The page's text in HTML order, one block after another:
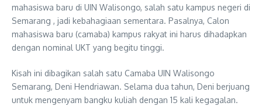
mahasiswa baru di UIN Walisongo, salah satu kampus negeri di
Semarang , jadi kebahagiaan sementara. Pasalnya, Calon
mahasiswa baru (camaba) kampus rakyat ini harus dihadapkan
dengan nominal UKT yang begitu tinggi.
Kisah ini dibagikan salah satu Camaba UIN Walisongo
Semarang, Deni Hendriawan. Selama dua tahun, Deni berjuang
untuk mengenyam bangku kuliah dengan 15 kali kegagalan.